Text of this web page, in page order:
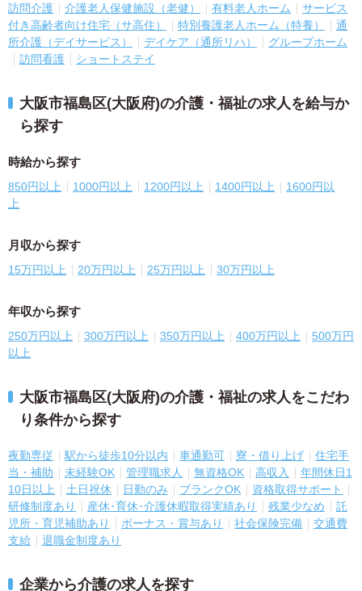
訪問介護 介護老人保健施設（老健） 有料老人ホーム
サービス
付き高齢者向け住宅（サ高住）
特別養護老人ホーム（特養）
通
所介護（デイサービス）
デイケア（通所リハ）
グループホーム
訪問看護
ショートステイ
大阪市福島区(大阪府)の介護・福祉の求人を給与か
ら探す
時給から探す
850円以上 1000円以上 1200円以上 1400円以上
1600円以
上
月収から探す
15万円以上 20万円以上 25万円以上 30万円以上
年収から探す
250万円以上 300万円以上 350万円以上 400万円以上
500万円
以上
大阪市福島区(大阪府)の介護・福祉の求人をこだわ
り条件から探す
夜勤専従 駅から徒歩10分以内 車通勤可 寮・借り上げ
住宅手
当・補助
未経験OK 管理職求人 無資格OK 高収入
年間休日1
10日以上
土日祝休 日勤のみ ブランクOK
資格取得サポート
研修制度あり
産休･育休･介護休暇取得実績あり 残業少なめ
託
児所・育児補助あり
ボーナス・賞与あり 社会保険完備
交通費
支給
退職金制度あり
企業から介護の求人を探す